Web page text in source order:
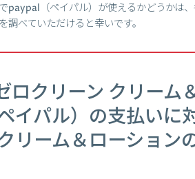
paypal（ペイパル）が使えるかどうかは
調べていただけると幸いです。
ロクリーン クリーム
イパル）の支払いに
リーム＆ローション